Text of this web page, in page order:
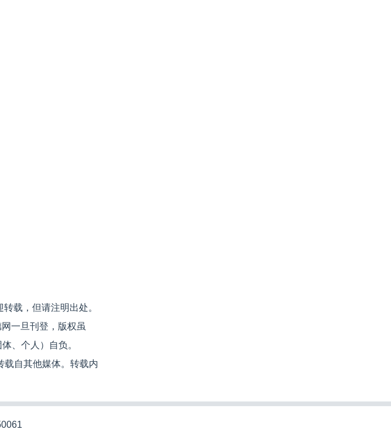
载，但请注明出处。
一旦刊登，版权虽
、个人）自负。
载自其他媒体。转载内